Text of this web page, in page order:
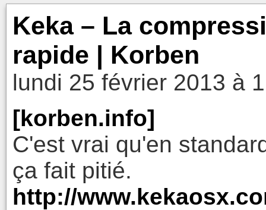
Keka – La
rapide | Korben
lundi 25 février 2013 à
[korben.info]
C'est vrai qu'en
ça fait pitié.
http://